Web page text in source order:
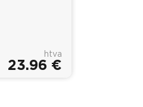
htva
23.96 €